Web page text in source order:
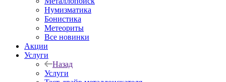
Нумизматика
Бонистика
Метеориты
Все новинки
Акции
Услуги
Назад
Услуги